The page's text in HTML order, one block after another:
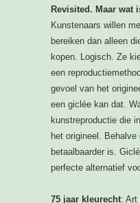
Revisited. Maar wat
Kunstenaars willen
bereiken dan alleen
kopen. Logisch. Ze
een
gevoel van het
een giclée kan dat.
kunstreproductie die
het origineel.
betaalbaarder is.
perfecte alternatief
75 jaar kleurecht: Art